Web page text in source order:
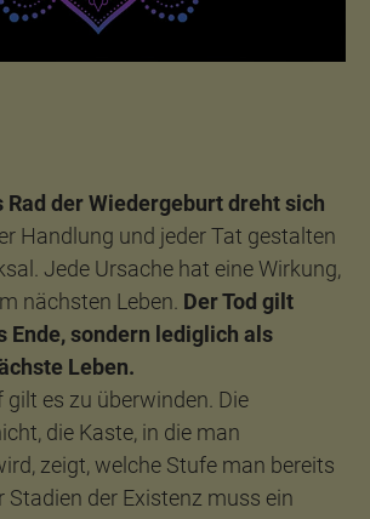
Rad der Wiedergeburt dreht sich
Handlung und jeder Tat gestalten
Jede Ursache hat eine Wirkung,
nächsten Leben. Der Tod gilt
Ende, sondern lediglich als
Leben.
gilt es zu überwinden. Die
die Kaste, in die man
zeigt, welche Stufe man bereits
Stadien der Existenz muss ein